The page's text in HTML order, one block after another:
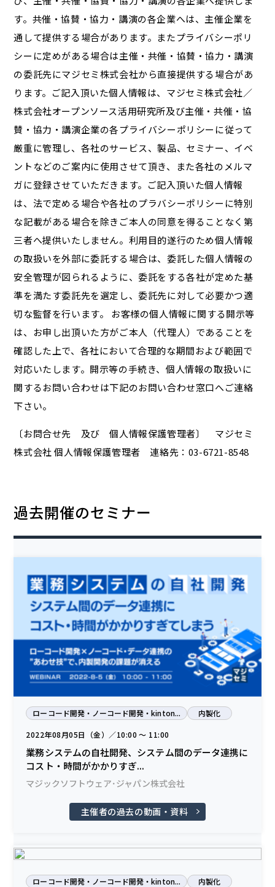
す。共催・協賛・協力・講演の各企業へは、主催企業を
通して提供する場合があります。またプライバシーポリ
シーに定めがある場合は主催・共催・協賛・協力・講演
の委託先にマジセミ株式会社から直接提供する場合があ
ります。ご記入頂いた個人情報は、マジセミ株式会社／
株式会社オープンソース活用研究所及び主催・共催・協
賛・協力・講演企業の各プライバシーポリシーに従って
厳重に管理し、各社のサービス、製品、セミナー、イベ
ントなどのご案内に使用させて頂き、また各社のメルマ
ガに登録させていただきます。ご記入頂いた個人情報
は、法で定める場合や各社のプラバシーポリシーに特別
な記載がある場合を除きご本人の同意を得ることなく第
三者へ提供いたしません。利用目的遂行のため個人情報
の取扱いを外部に委託する場合は、委託した個人情報の
安全管理が図られるように、委託をする各社が定めた基
準を満たす委託先を選定し、委託先に対して必要かつ適
切な監督を行います。 お客様の個人情報に関する開示等
は、お申し出頂いた方がご本人（代理人）であることを
確認した上で、各社において合理的な期間および範囲で
対応いたします。開示等の手続き、個人情報の取扱いに
関するお問い合わせは下記のお問い合わせ窓口へご連絡
下さい。
〔お問合せ先 及び 個人情報保護管理者〕 マジセミ
株式会社 個人情報保護管理者 連絡先：03-6721-8548
過去開催のセミナー
ローコード開発・ノーコード開発・kinton... 内製化
2022年08月05日（金）／10:00 〜 11:00
業務システムの自社開発、システム間のデータ連携に
コスト・時間がかかりすぎ...
マジックソフトウェア･ジャパン株式会社
主催者の過去の動画・資料
ローコード開発・ノーコード開発・kinton... 内製化